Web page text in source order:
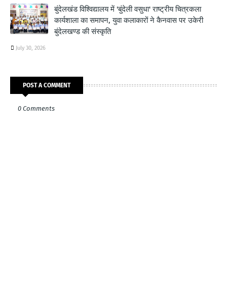
बुंदेलखंड विश्विद्यालय में 'बुंदेली वसुधा' राष्ट्रीय चित्रकला
कार्यशाला का समापन, युवा कलाकारों ने कैनवास पर उकेरी
बुंदेलखण्ड की संस्कृति
July 30, 2026
POST A COMMENT
0 Comments